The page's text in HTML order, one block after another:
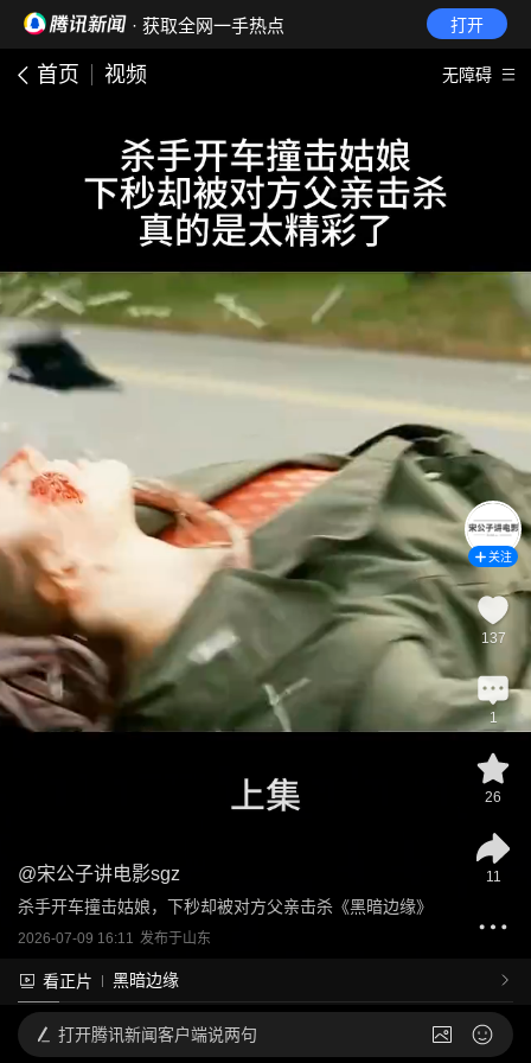
· 获取全网一手热点 打开
首页 视频 无障碍
@宋公子讲电影sgz
杀手开车撞击姑娘，下秒却被对方父亲击杀《黑暗边缘》
2026-07-09 16:11 发布于山东
看正片 黑暗边缘
关注
137
1
26
11
打开腾讯新闻客户端说两句